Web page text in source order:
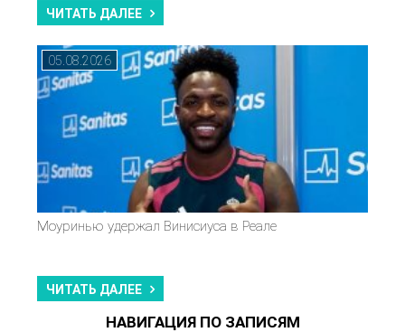
ЧИТАТЬ ДАЛЕЕ
05.08.2026
Моуринью удержал Винисиуса в Реале
ЧИТАТЬ ДАЛЕЕ
НАВИГАЦИЯ ПО ЗАПИСЯМ